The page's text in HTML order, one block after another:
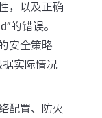
，以及正确
的错误。
安全策略
据实际情况
配置、防火